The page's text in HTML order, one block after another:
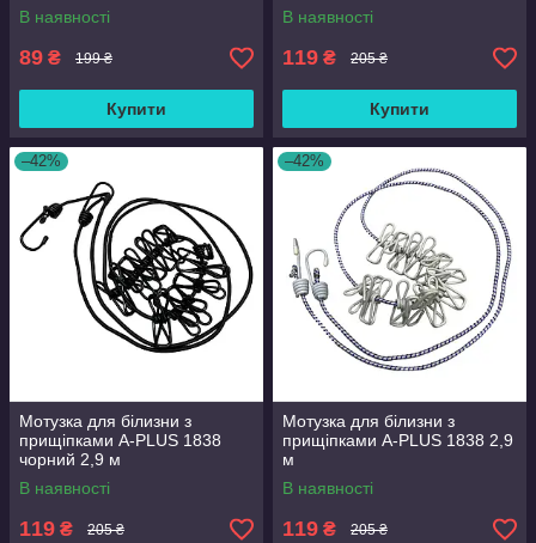
В наявності
89 ₴ 199 ₴
Купити
В наявності
119 ₴ 205 ₴
Купити
–42%
Мотузка для білизни з
прищіпками A-PLUS 1838
чорний 2,9 м
В наявності
119 ₴ 205 ₴
–42%
Мотузка для білизни з
прищіпками A-PLUS 1838 2,9
м
В наявності
119 ₴ 205 ₴